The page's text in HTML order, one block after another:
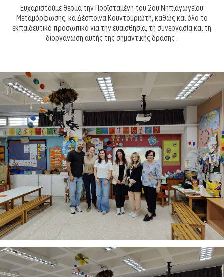
Ευχαριστούμε θερμά την Προϊσταμένη του 2ου Νηπιαγωγείου
Μεταμόρφωσης, κα Δέσποινα Κουντουριώτη, καθώς και όλο το
εκπαιδευτικό προσωπικό για την ευαισθησία, τη συνεργασία και τη
διοργάνωση αυτής της σημαντικής δράσης .